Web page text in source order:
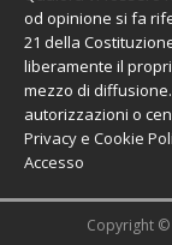
od opinione si fa
21 della
liberamente il
mezzo di
autorizzazioni o
Privacy e Cookie
Accesso
Copyright